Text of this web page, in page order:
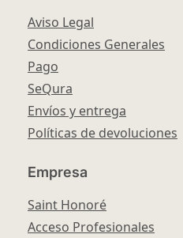
Aviso Legal
Condiciones Generales
Pago
SeQura
Envíos y entrega
Políticas de devoluciones
Empresa
Saint Honoré
Acceso Profesionales